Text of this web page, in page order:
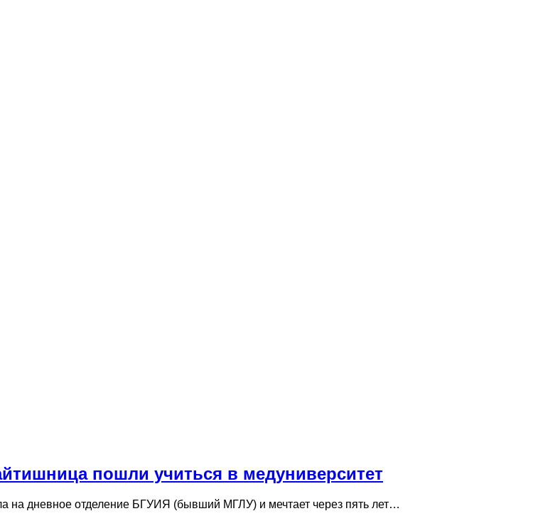
пошли учиться в медуниверситет
на дневное отделение БГУИЯ (бывший МГЛУ) и мечтает через пять лет…